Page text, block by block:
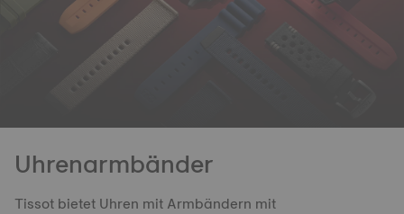
Uhrenarmbänder
Tissot bietet Uhren mit Armbändern mit